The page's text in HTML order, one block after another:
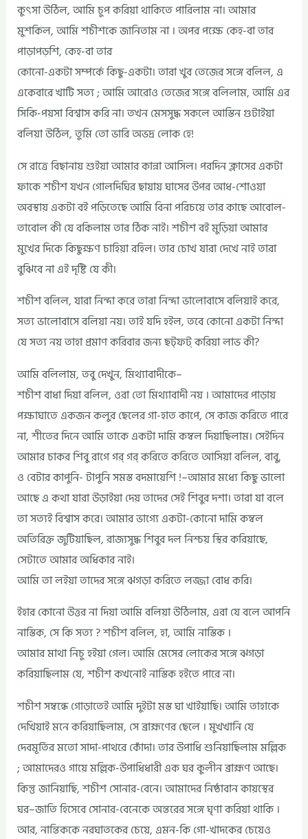
কুৎসা উঠিল, আমি চুপ করিয়া থাকিতে পারিলাম না। আমার
মুশকিল, আমি শচীশকে জানিতাম না । অপর পক্ষে কেহ-বা তার
পাড়াপড়শি, কেহ-বা তার
কোনো-একটা সম্পর্কে কিছু-একটা। তারা খুব তেজের সঙ্গে বলিল, এ
একেবারে খাটি সত্য ; আমি আরোও তেজের সঙ্গে বলিলাম, আমি এর
সিকি-পয়সা বিশ্বাস করি না। তখন মেসসুদ্ধ সকলে আস্তিন গুটাইয়া
বলিয়া উঠিল, তুমি তো ভারি অভদ্র লোক হে!
সে রাত্রে বিছানায় শুইয়া আমার কান্না আসিল। পরদিন ক্লাসের একটা
ফাকে শচীশ যখন গোলদিঘির ছায়ায় ঘাসের উপর আধ-শোওয়া
অবস্থায় একটা বই পড়িতেছে আমি বিনা পরিচয়ে তার কাছে আবোল-
তাবোল কী যে বকিলাম তার ঠিক নাই। শচীশ বই মুড়িয়া আমার
মুখের দিকে কিছুক্ষণ চাহিয়া রহিল। তার চোখ যারা দেখে নাই তারা
বুঝিবে না এই দৃষ্টি যে কী।
শচীশ বলিল, যারা নিন্দা করে তারা নিন্দা ভালোবাসে বলিয়াই করে,
সত্য ভালোবাসে বলিয়া নয়। তাই যদি হইল, তবে কোনো একটা নিন্দা
যে সত্য নয় তাহা প্রমাণ করিবার জন্য ছট্ফট্‌ করিয়া লাভ কী?
আমি বলিলাম, তবু দেখুন, মিথ্যাবাদীকে–
শচীশ বাধা দিয়া বলিল, ওরা তো মিথ্যাবাদী নয় । আমাদের পাড়ায়
পক্ষাঘাতে একজন কলুর ছেলের গা-হাত কাপে, সে কাজ করিতে পারে
না, শীতের দিনে আমি তাকে একটা দামি কম্বল দিয়াছিলাম। সেইদিন
আমার চাকর শিবু রাগে গর্‌ গর্‌ করিতে করিতে আসিয়া বলিল, বাবু,
ও বেটার কাপুনি- টাপুনি সমস্ত বদমায়েশি !–আমার মধ্যে কিছু ভালো
আছে এ কথা যারা উড়াইয়া দেয় তাদের সেই শিবুর দশা। তারা যা বলে
তা সত্যই বিশ্বাস করে। আমার ভাগ্যে একটা-কোনো দামি কম্বল
অতিরিক্ত জুটিয়াছিল, রাজ্যসুদ্ধ শিবুর দল নিশ্চয় স্থির করিয়াছে,
সেটাতে আমার অধিকার নাই।
আমি তা লইয়া তাদের সঙ্গে ঝগড়া করিতে লজ্জা বোধ করি।
ইহার কোনো উত্তর না দিয়া আমি বলিয়া উঠিলাম, এরা যে বলে আপনি
নাস্তিক, সে কি সত্য ? শচীশ বলিল, হা, আমি নাস্তিক ।
আমার মাথা নিচু হইয়া গেল। আমি মেসের লোকের সঙ্গে ঝগড়া
করিয়াছিলাম যে, শচীশ কখনোই নাস্তিক হইতে পারে না।
শচীশ সম্বন্ধে গোড়াতেই আমি দুইটা মস্ত ঘা খাইয়াছি। আমি তাহাকে
দেখিয়াই মনে করিয়াছিলাম, সে ব্রাহ্মণের ছেলে । মুখখানি যে
দেবমূর্তির মতো সাদা-পাথরে কোঁদা। তার উপাধি শুনিয়াছিলাম মল্লিক
; আমাদেরও গায়ে মল্লিক-উপাধিধারী এক ঘর কুলীন ব্রাহ্মণ আছে।
কিন্তু জানিয়াছি, শচীশ সোনার-বেনে। আমাদের নিষ্ঠাবান কায়স্থের
ঘর–জাতি হিসেবে সোনার-বেনেকে অন্তরের সঙ্গে ঘৃণা করিয়া থাকি ।
আর, নান্তিককে নরঘাতকের চেয়ে, এমন-কি গো-খাদকের চেয়েও